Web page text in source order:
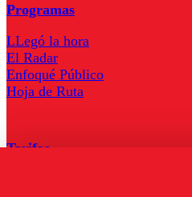
Programas
LLegó la hora
El Radar
Enfoqué Público
Hoja de Ruta
Tarifas